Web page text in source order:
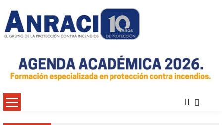
Protección Contra Incendios
Condiciones de Protección Contra Incendios para Nuestra Sociedad